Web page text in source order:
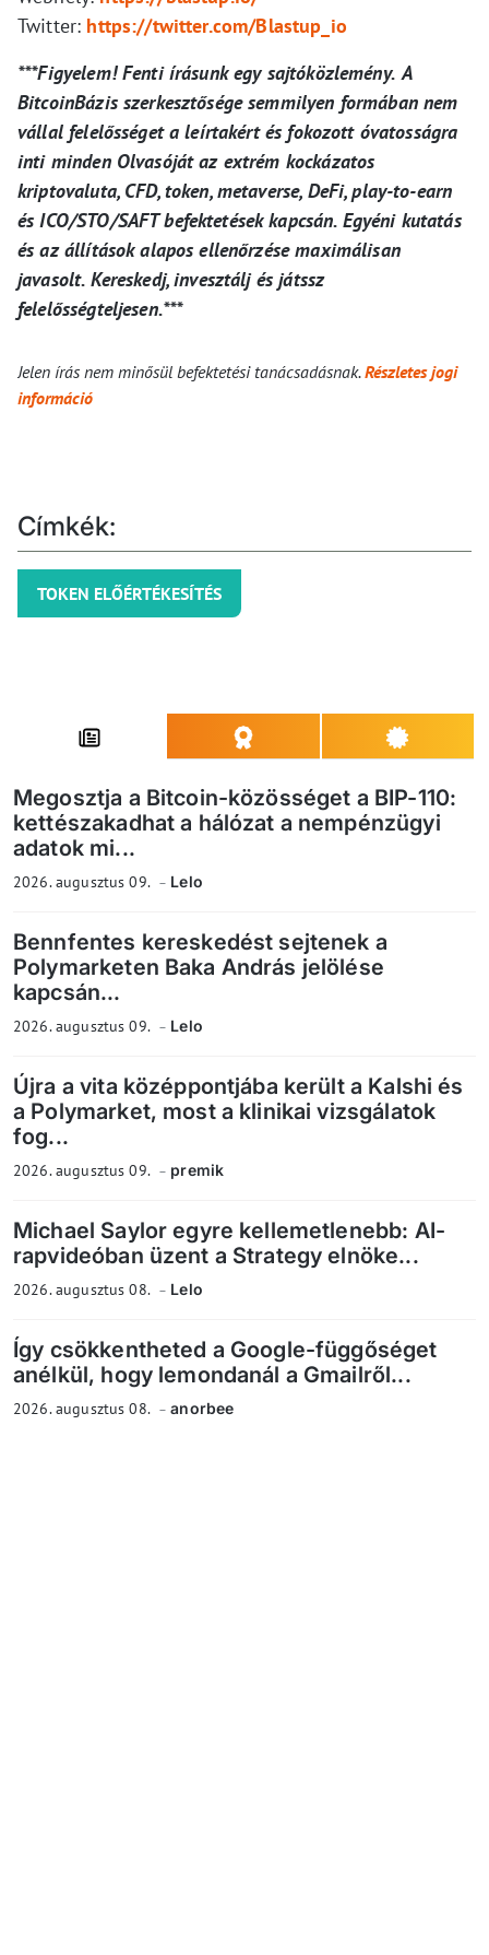
Twitter: https://twitter.com/Blastup_io
***Figyelem! Fenti írásunk egy sajtóközlemény. A
BitcoinBázis szerkesztősége semmilyen formában nem
vállal felelősséget a leírtakért és fokozott óvatosságra
inti minden Olvasóját az extrém kockázatos
kriptovaluta, CFD, token, metaverse, DeFi, play-to-earn
és ICO/STO/SAFT befektetések kapcsán. Egyéni kutatás
és az állítások alapos ellenőrzése maximálisan
javasolt. Kereskedj, invesztálj és játssz
felelősségteljesen.***
Jelen írás nem minősül befektetési tanácsadásnak.Részletes jogi
információ
Címkék:
TOKEN ELŐÉRTÉKESÍTÉS
Megosztja a Bitcoin-közösséget a BIP-110:
kettészakadhat a hálózat a nempénzügyi
adatok mi...
2026. augusztus 09. Lelo
Bennfentes kereskedést sejtenek a
Polymarketen Baka András jelölése
kapcsán...
2026. augusztus 09. Lelo
Újra a vita középpontjába került a Kalshi és
a Polymarket, most a klinikai vizsgálatok
fog...
2026. augusztus 09. premik
Michael Saylor egyre kellemetlenebb: AI-
rapvideóban üzent a Strategy elnöke...
2026. augusztus 08. Lelo
Így csökkentheted a Google-függőséget
anélkül, hogy lemondanál a Gmailről...
2026. augusztus 08. anorbee